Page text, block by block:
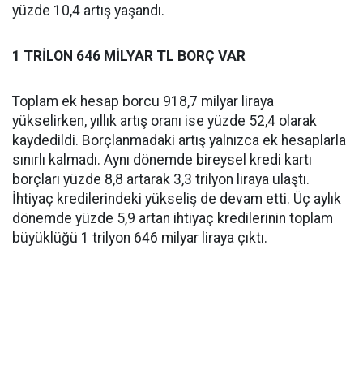
yüzde 10,4 artış yaşandı.
1 TRİLON 646 MİLYAR TL BORÇ VAR
Toplam ek hesap borcu 918,7 milyar liraya
yükselirken, yıllık artış oranı ise yüzde 52,4 olarak
kaydedildi. Borçlanmadaki artış yalnızca ek hesaplarla
sınırlı kalmadı. Aynı dönemde bireysel kredi kartı
borçları yüzde 8,8 artarak 3,3 trilyon liraya ulaştı.
İhtiyaç kredilerindeki yükseliş de devam etti. Üç aylık
dönemde yüzde 5,9 artan ihtiyaç kredilerinin toplam
büyüklüğü 1 trilyon 646 milyar liraya çıktı.